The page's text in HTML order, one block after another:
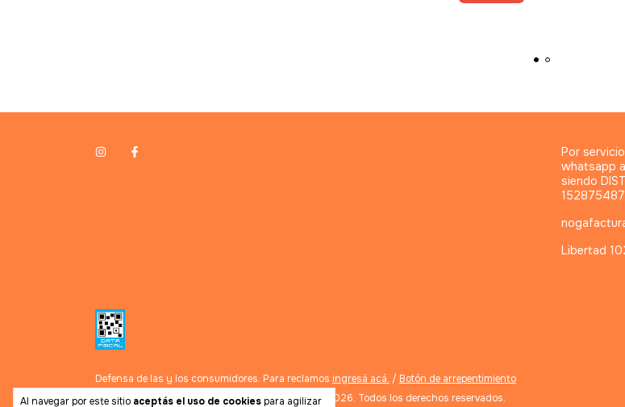
Al navegar por este sitio aceptás el uso de cookiespara agilizar
Por
whatsapp
siendo
Libertad
Defensa de las y los consumidores. Para reclamos ingresá acá. / Botón de arrepentimiento
Copyright Noganet - 2026. Todos los derechos reservados.